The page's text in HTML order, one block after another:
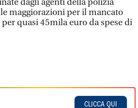
maggiorazioni per il mancato
quasi 45mila euro da spese di
CLICCA QUI